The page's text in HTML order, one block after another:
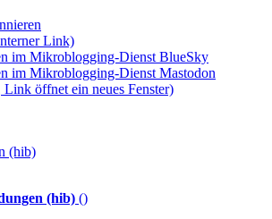
Link)
im Mikroblogging-Dienst BlueSky
im Mikroblogging-Dienst Mastodon
öffnet ein neues Fenster)
(hib)
(hib) ()